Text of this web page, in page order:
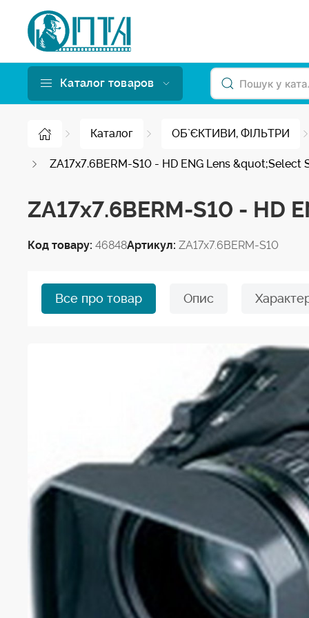
Каталог товаров
Каталог ОБ`ЄКТИВИ, ФІЛЬТРИ
ZA17x7.6BERM-S10 - HD ENG Lens
ZA17x7.6BERM-S10 - HD
Код товару: 46848Артикул: ZA17x7.6BERM-S10
Все про товар Опис